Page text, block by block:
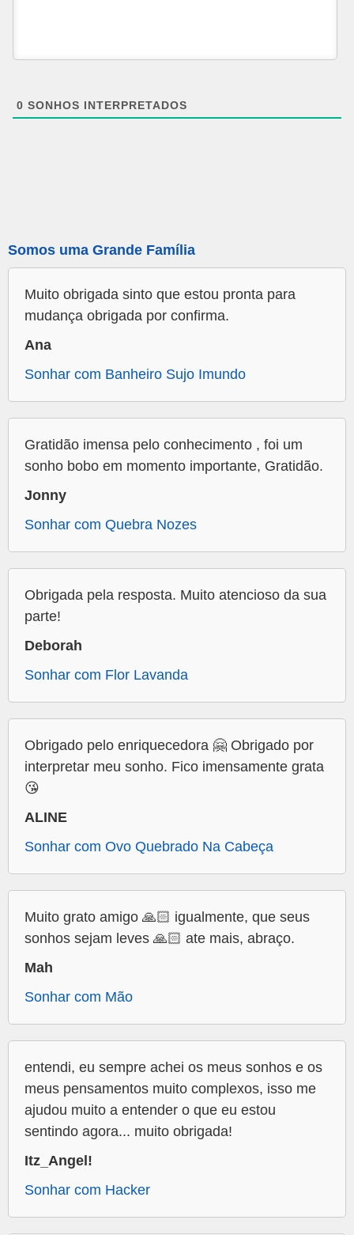
0 SONHOS INTERPRETADOS
Somos uma Grande Família
Muito obrigada sinto que estou pronta para
mudança obrigada por confirma.
Ana
Sonhar com Banheiro Sujo Imundo
Gratidão imensa pelo conhecimento , foi um
sonho bobo em momento importante, Gratidão.
Jonny
Sonhar com Quebra Nozes
Obrigada pela resposta. Muito atencioso da sua
parte!
Deborah
Sonhar com Flor Lavanda
Obrigado pelo enriquecedora 🤗 Obrigado por
interpretar meu sonho. Fico imensamente grata
😘
ALINE
Sonhar com Ovo Quebrado Na Cabeça
Muito grato amigo 🙏🏻 igualmente, que seus
sonhos sejam leves 🙏🏻 ate mais, abraço.
Mah
Sonhar com Mão
entendi, eu sempre achei os meus sonhos e os
meus pensamentos muito complexos, isso me
ajudou muito a entender o que eu estou
sentindo agora... muito obrigada!
Itz_Angel!
Sonhar com Hacker